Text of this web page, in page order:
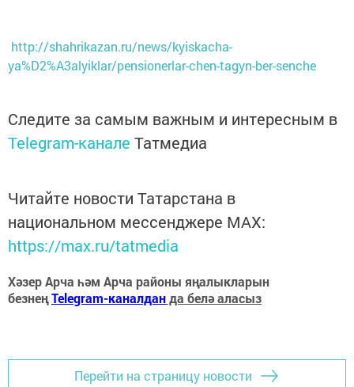
http://shahrikazan.ru/news/kyiskacha-
ya%D2%A3alyiklar/pensionerlar-chen-tagyn-ber-senche
Следите за самым важным и интересным в
Telegram-канале Татмедиа
Читайте новости Татарстана в
национальном мессенджере MАХ:
https://max.ru/tatmedia
Хәзер Арча һәм Арча районы яңалыкларын
безнеңTelegram-каналданда белә аласыз
Перейти на страницу новости